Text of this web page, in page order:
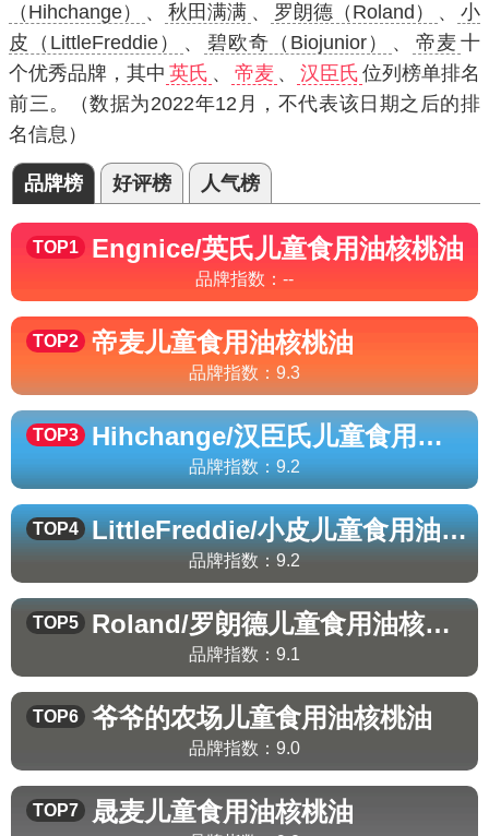
（Hihchange）
、 秋田满满 、 罗朗德（Roland） 、
小
皮（LittleFreddie）
、 碧欧奇（Biojunior） 、 帝麦 十
个优秀品牌，其中 英氏 、 帝麦 、 汉臣氏 位列榜单排名
前三。（数据为2022年12月，不代表该日期之后的排
名信息）
品牌榜 好评榜 人气榜
TOP1 Engnice/英氏儿童食用油核桃油
品牌指数： --
TOP2 帝麦儿童食用油核桃油
品牌指数： 9.3
TOP3 Hihchange/汉臣氏儿童食用油核桃油
品牌指数： 9.2
TOP4 LittleFreddie/小皮儿童食用油核桃油
品牌指数： 9.2
TOP5 Roland/罗朗德儿童食用油核桃油
品牌指数： 9.1
TOP6 爷爷的农场儿童食用油核桃油
品牌指数： 9.0
TOP7 晟麦儿童食用油核桃油